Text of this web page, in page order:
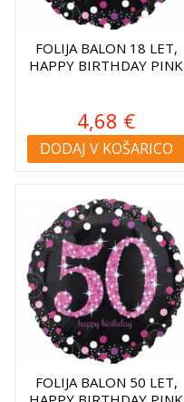
FOLIJA BALON 18 LET,
HAPPY BIRTHDAY PINK
4,68 €
DODAJ V KOŠARICO
FOLIJA BALON 50 LET,